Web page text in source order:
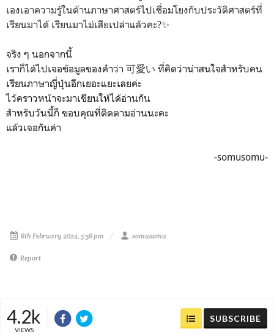
เองเอาความรู้ในด้านภาษาศาสตร์ไปเชื่อมโยงกับประวัติศาสตร์ที่
เรียนมาได้ เรียนมาไม่เสียเปล่าแล้วคะ?✨
จริง ๆ นอกจากนี้
เราก็ได้ไปเจอข้อมูลของคำว่า 可愛い ที่คิดว่าน่าสนใจสำหรับคน
เรียนภาษาญี่ปุ่นอีกเยอะแยะเลยค่ะ
ไว้คราวหน้าจะมาเขียนให้ได้อ่านกัน
สำหรับวันนี้ก็ ขอบคุณที่ติดตามอ่านนะคะ
แล้วเจอกันค่า
-somusomu-
6th February 2022, 5:56 pm somusomu
Report
4.2k
VIEWS
SUBSCRIBE